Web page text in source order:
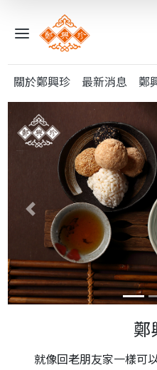
小
系
列
糕
粩
其
他
酥
古
關於鄭興珍 最新消息 鄭
Previous
鄭
就像回老朋友家一樣可